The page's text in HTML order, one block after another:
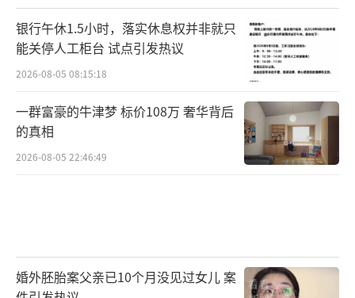
银行午休1.5小时，落实休息权并非就只
能关停人工柜台 试点引发热议
2026-08-05 08:15:18
一群富豪的牛津梦 标价108万 奢华背后
的真相
2026-08-05 22:46:49
婚外胚胎案父亲已10个月没见过女儿 案